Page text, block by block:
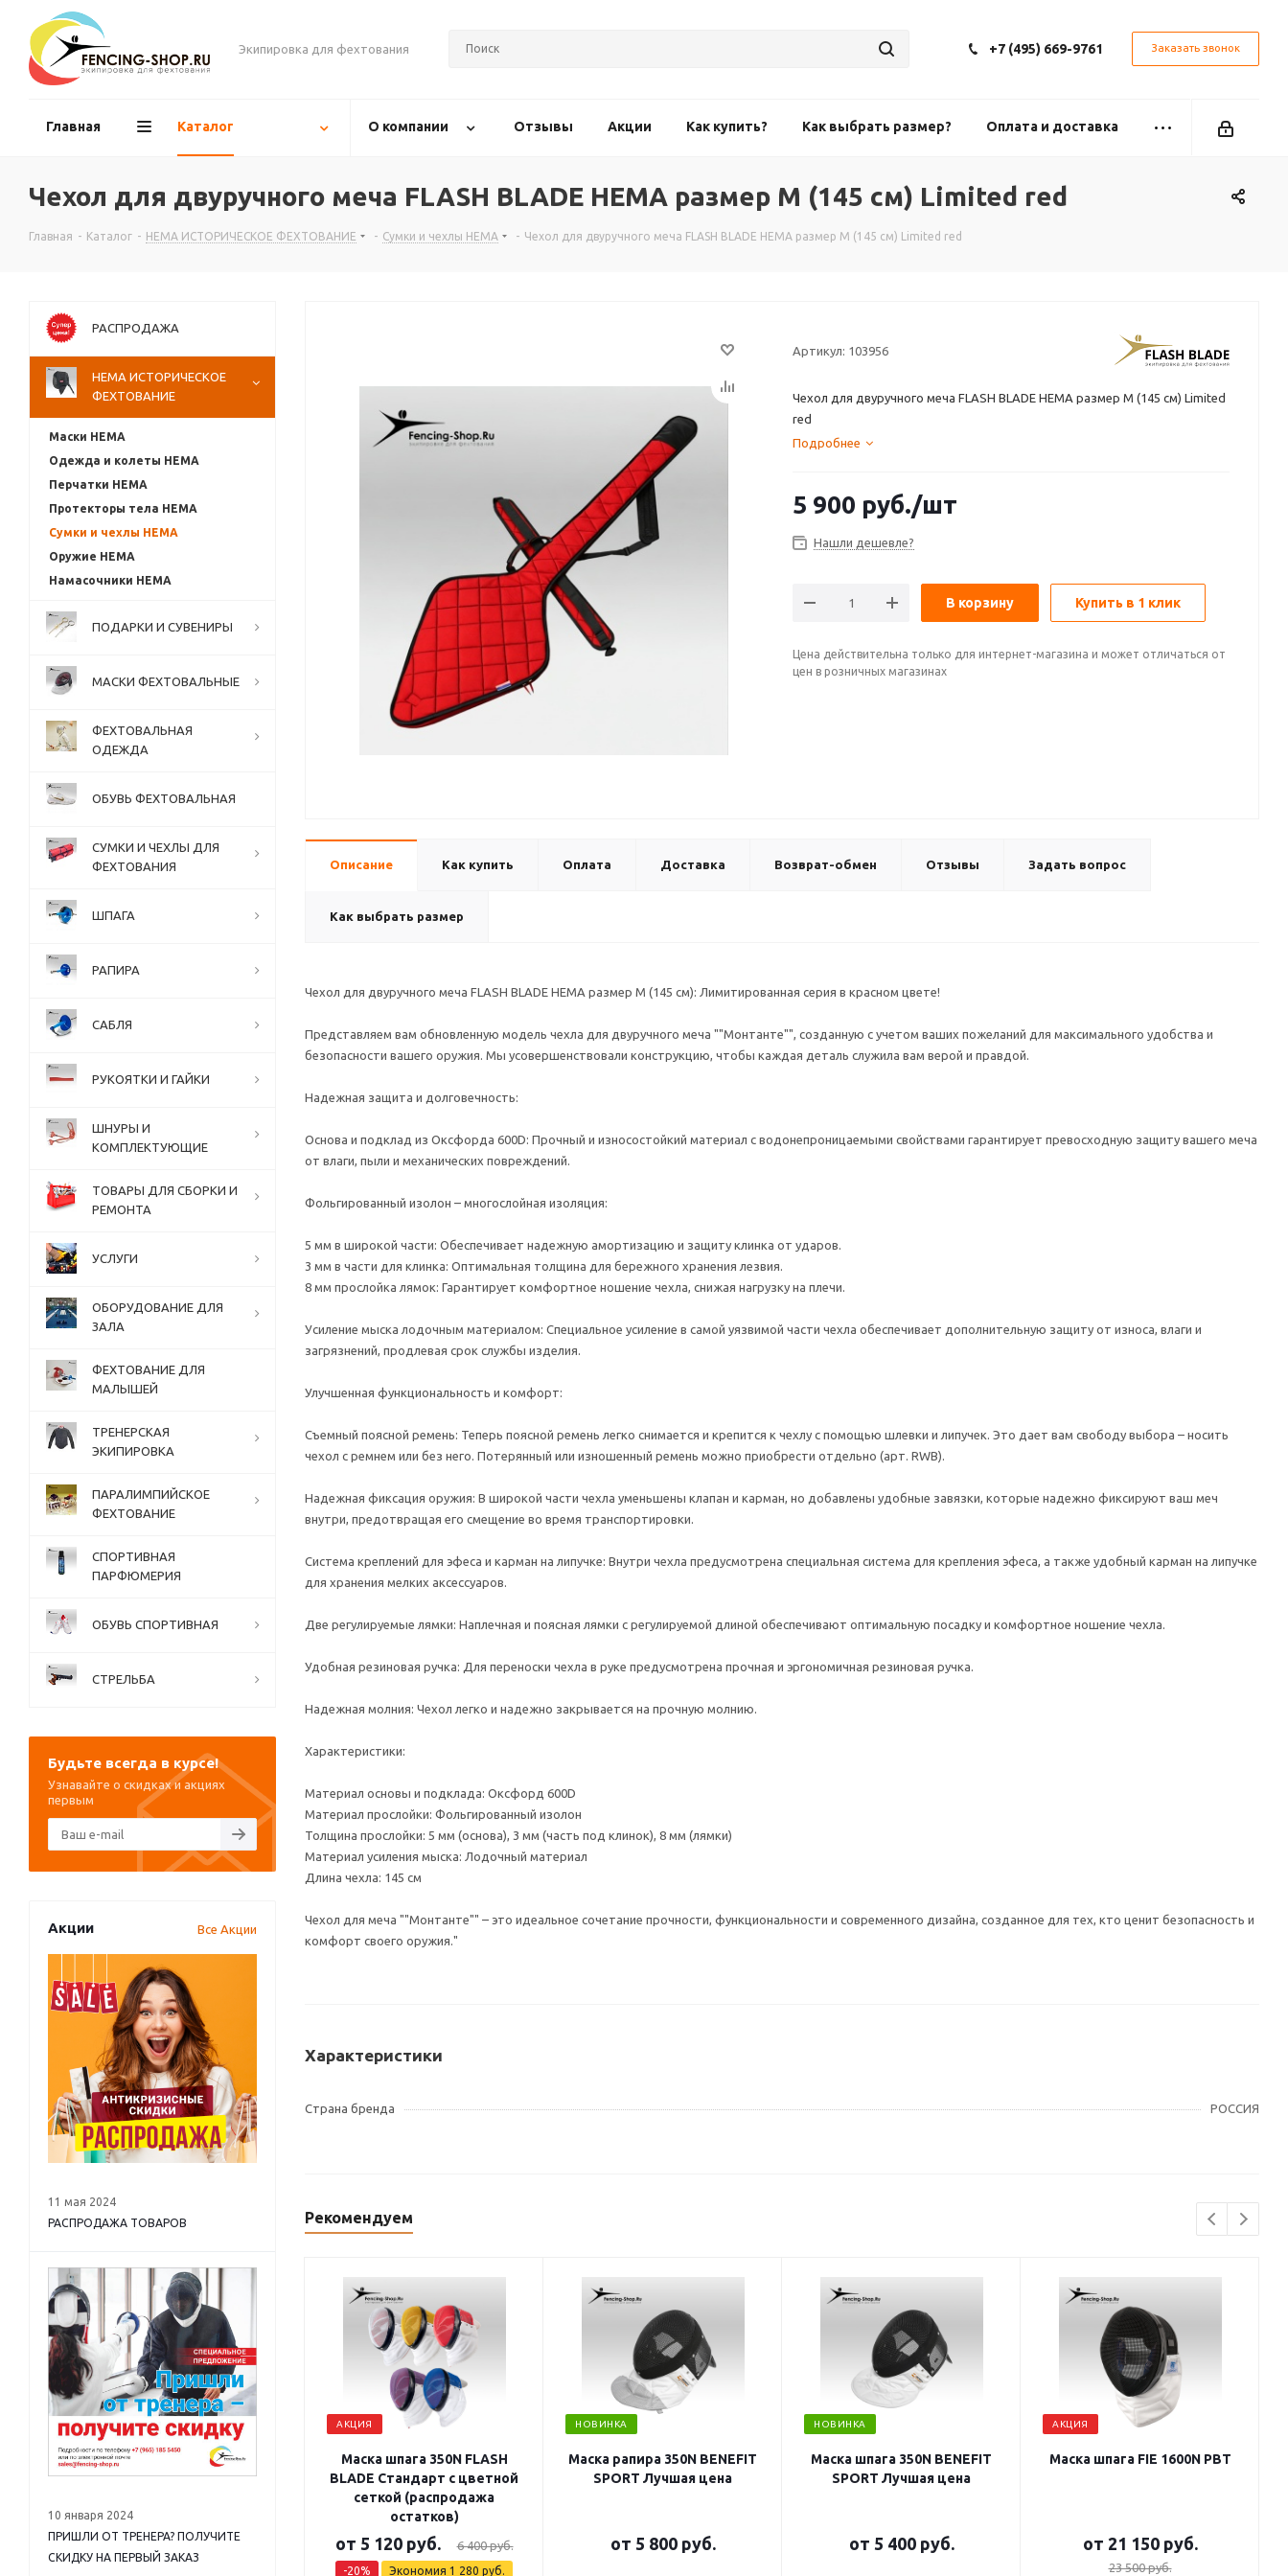
Экипировка для фехтования +7 (495) 669-9761 Заказать звонок
Главная Каталог О компании Отзывы Акции Как купить? Как выбрать размер? Оплата и доставка
Чехол для двуручного меча FLASH BLADE HEMA размер M (145 см) Limited red
Главная - Каталог - НЕМА ИСТОРИЧЕСКОЕ ФЕХТОВАНИЕ - Сумки и чехлы HEMA - Чехол для двуручного меча FLASH BLADE HEMA размер M (145 см) Limited red
Артикул: 103956
Чехол для двуручного меча FLASH BLADE HEMA размер M (145 см) Limited
red
Подробнее
5 900 руб./шт
Нашли дешевле?
В корзину Купить в 1 клик
Цена действительна только для интернет-магазина и может отличаться от
цен в розничных магазинах
Описание Как купить Оплата Доставка Возврат-обмен Отзывы Задать вопрос
Как выбрать размер
Чехол для двуручного меча FLASH BLADE HEMA размер M (145 см): Лимитированная серия в красном цвете!
Представляем вам обновленную модель чехла для двуручного меча ""Монтанте"", созданную с учетом ваших пожеланий для максимального удобства и
безопасности вашего оружия. Мы усовершенствовали конструкцию, чтобы каждая деталь служила вам верой и правдой.
Надежная защита и долговечность:
Основа и подклад из Оксфорда 600D: Прочный и износостойкий материал с водонепроницаемыми свойствами гарантирует превосходную защиту вашего меча
от влаги, пыли и механических повреждений.
Фольгированный изолон – многослойная изоляция:
5 мм в широкой части: Обеспечивает надежную амортизацию и защиту клинка от ударов.
3 мм в части для клинка: Оптимальная толщина для бережного хранения лезвия.
8 мм прослойка лямок: Гарантирует комфортное ношение чехла, снижая нагрузку на плечи.
Усиление мыска лодочным материалом: Специальное усиление в самой уязвимой части чехла обеспечивает дополнительную защиту от износа, влаги и
загрязнений, продлевая срок службы изделия.
Улучшенная функциональность и комфорт:
Съемный поясной ремень: Теперь поясной ремень легко снимается и крепится к чехлу с помощью шлевки и липучек. Это дает вам свободу выбора – носить
чехол с ремнем или без него. Потерянный или изношенный ремень можно приобрести отдельно (арт. RWB).
Надежная фиксация оружия: В широкой части чехла уменьшены клапан и карман, но добавлены удобные завязки, которые надежно фиксируют ваш меч
внутри, предотвращая его смещение во время транспортировки.
Система креплений для эфеса и карман на липучке: Внутри чехла предусмотрена специальная система для крепления эфеса, а также удобный карман на липучке
для хранения мелких аксессуаров.
Две регулируемые лямки: Наплечная и поясная лямки с регулируемой длиной обеспечивают оптимальную посадку и комфортное ношение чехла.
Удобная резиновая ручка: Для переноски чехла в руке предусмотрена прочная и эргономичная резиновая ручка.
Надежная молния: Чехол легко и надежно закрывается на прочную молнию.
Характеристики:
Материал основы и подклада: Оксфорд 600D
Материал прослойки: Фольгированный изолон
Толщина прослойки: 5 мм (основа), 3 мм (часть под клинок), 8 мм (лямки)
Материал усиления мыска: Лодочный материал
Длина чехла: 145 см
Чехол для меча ""Монтанте"" – это идеальное сочетание прочности, функциональности и современного дизайна, созданное для тех, кто ценит безопасность и
комфорт своего оружия."
Характеристики
Страна бренда РОССИЯ
Рекомендуем
АКЦИЯ
Маска шпага 350N FLASH
BLADE Стандарт с цветной
сеткой (распродажа
остатков)
от 5 120 руб. 6 400 руб.
-20% Экономия 1 280 руб.
НОВИНКА
Маска рапира 350N BENEFIT
SPORT Лучшая цена
от 5 800 руб.
НОВИНКА
Маска шпага 350N BENEFIT
SPORT Лучшая цена
от 5 400 руб.
АКЦИЯ
Маска шпага FIE 1600N PBT
от 21 150 руб.
23 500 руб.
РАСПРОДАЖА
НЕМА ИСТОРИЧЕСКОЕ
ФЕХТОВАНИЕ
Маски HEMA
Одежда и колеты HEMA
Перчатки HEMA
Протекторы тела HEMA
Сумки и чехлы HEMA
Оружие HEMA
Намасочники HEMA
ПОДАРКИ И СУВЕНИРЫ
МАСКИ ФЕХТОВАЛЬНЫЕ
ФЕХТОВАЛЬНАЯ
ОДЕЖДА
ОБУВЬ ФЕХТОВАЛЬНАЯ
СУМКИ И ЧЕХЛЫ ДЛЯ
ФЕХТОВАНИЯ
ШПАГА
РАПИРА
САБЛЯ
РУКОЯТКИ И ГАЙКИ
ШНУРЫ И
КОМПЛЕКТУЮЩИЕ
ТОВАРЫ ДЛЯ СБОРКИ И
РЕМОНТА
УСЛУГИ
ОБОРУДОВАНИЕ ДЛЯ
ЗАЛА
ФЕХТОВАНИЕ ДЛЯ
МАЛЫШЕЙ
ТРЕНЕРСКАЯ
ЭКИПИРОВКА
ПАРАЛИМПИЙСКОЕ
ФЕХТОВАНИЕ
СПОРТИВНАЯ
ПАРФЮМЕРИЯ
ОБУВЬ СПОРТИВНАЯ
СТРЕЛЬБА
Будьте всегда в курсе!
Узнавайте о скидках и акциях
первым
Акции Все Акции
11 мая 2024
РАСПРОДАЖА ТОВАРОВ
10 января 2024
ПРИШЛИ ОТ ТРЕНЕРА? ПОЛУЧИТЕ
СКИДКУ НА ПЕРВЫЙ ЗАКАЗ